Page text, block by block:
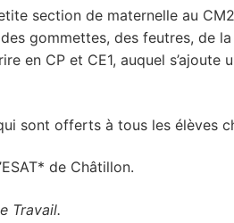
section de maternelle au
gommettes, des feutres, de
en CP et CE1, auquel s’ajoute
sont offerts à tous les élèves
de Châtillon.
Travail.